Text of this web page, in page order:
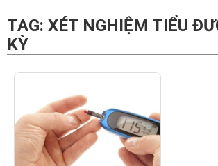
TAG: XÉT NGHIỆM TIỂU
KỲ